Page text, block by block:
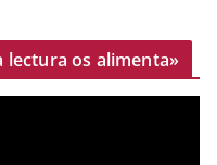
lectura os alimenta»